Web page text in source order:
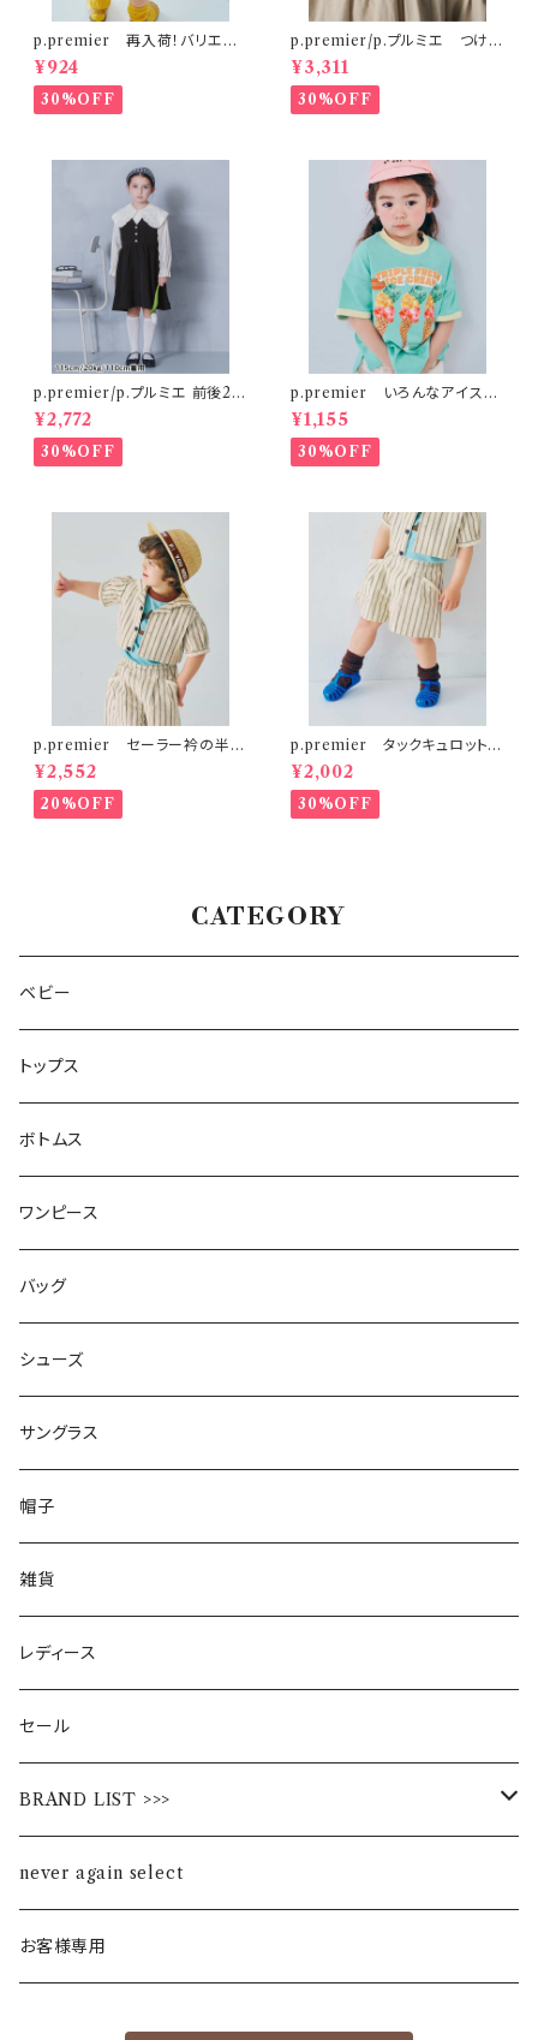
p.premier 再入荷！バリエー
ションミニ裏毛ハーフパンツ ブ
ラウン
¥924
30%OFF
p.premier/p.プルミエ つけ衿
付き3WAYワンピース ベージ
ュ
¥3,311
30%OFF
p.premier/p.プルミエ 前後2W
AYパールボタンジャンパースカ
ート
¥2,772
30%OFF
p.premier いろんなアイスち
ょーだいグラフィックリンガーT
シャツ ミント
¥1,155
30%OFF
p.premier セーラー衿の半袖
クロップドTシャツ
¥2,552
20%OFF
p.premier タックキュロットハ
ーフパンツ
¥2,002
30%OFF
CATEGORY
ベビー
トップス
ボトムス
ワンピース
バッグ
シューズ
サングラス
帽子
雑貨
レディース
セール
BRAND LIST >>>
ALL STAR
Alohaloha
never again select
お客様専用